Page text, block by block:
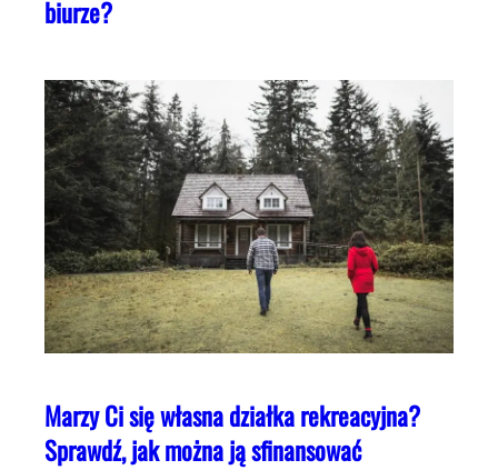
biurze?
Marzy Ci się własna działka rekreacyjna?
Sprawdź, jak można ją sfinansować